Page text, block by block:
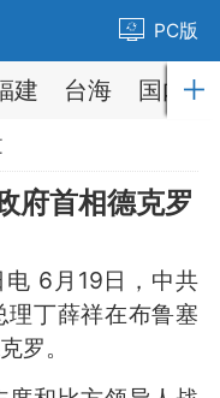
PC版
建 台海 国内
府首相德克罗
6月19日，中共
理丁薛祥在布鲁塞
罗。